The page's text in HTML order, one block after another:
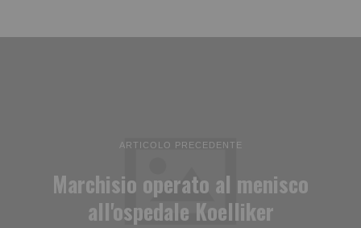
ARTICOLO PRECEDENTE
Marchisio operato al menisco
all'ospedale Koelliker